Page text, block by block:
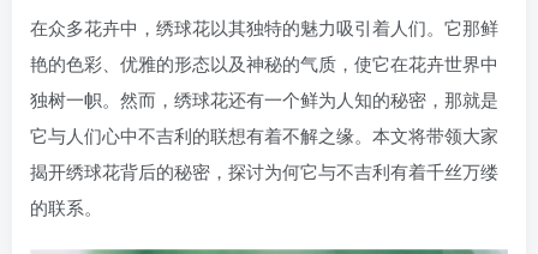
在众多花卉中，绣球花以其独特的魅力吸引着人们。它那鲜
艳的色彩、优雅的形态以及神秘的气质，使它在花卉世界中
独树一帜。然而，绣球花还有一个鲜为人知的秘密，那就是
它与人们心中不吉利的联想有着不解之缘。本文将带领大家
揭开绣球花背后的秘密，探讨为何它与不吉利有着千丝万缕
的联系。